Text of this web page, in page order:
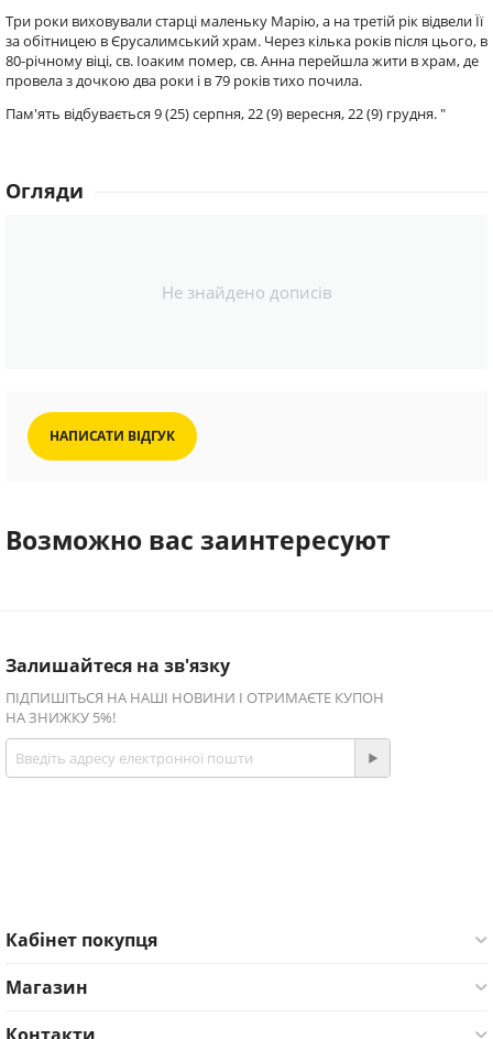
Три роки виховували старці маленьку Марію, а на третій рік відвели Її
за обітницею в Єрусалимський храм. Через кілька років після цього, в
80-річному віці, св. Іоаким помер, св. Анна перейшла жити в храм, де
провела з дочкою два роки і в 79 років тихо почила.
Пам'ять відбувається 9 (25) серпня, 22 (9) вересня, 22 (9) грудня. "
Огляди
Не знайдено дописів
НАПИСАТИ ВІДГУК
Возможно вас заинтересуют
Залишайтеся на зв'язку
ПІДПИШІТЬСЯ НА НАШІ НОВИНИ І ОТРИМАЄТЕ КУПОН
НА ЗНИЖКУ 5%!
Кабінет покупця
Магазин